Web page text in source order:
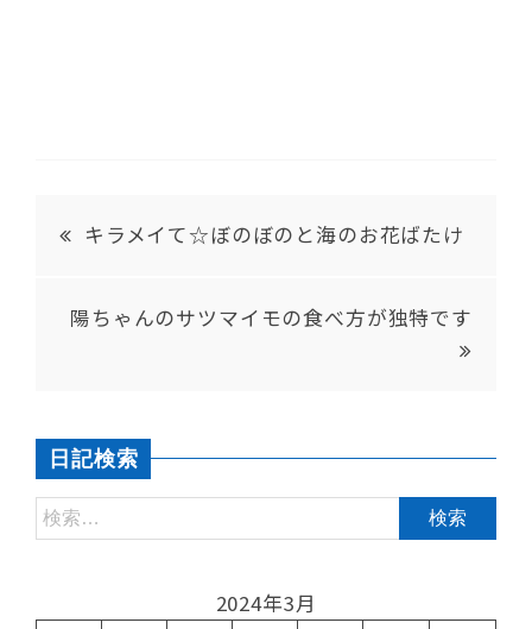
キラメイて☆ぼのぼのと海のお花ばたけ
陽ちゃんのサツマイモの食べ方が独特です
日記検索
2024年3月